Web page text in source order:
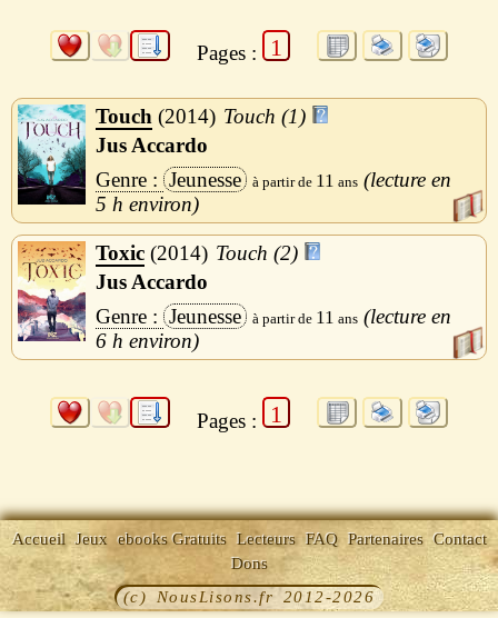
Pages : 1
Touch 2014
Touch (1)
Jus Accardo
Jeunesse
11
5 h
Toxic 2014
Touch (2)
Jus Accardo
Jeunesse
11
6 h
Pages : 1
Accueil Jeux ebooks Gratuits Lecteurs FAQ Partenaires Contact
Dons
(c) NousLisons.fr 2012-2026